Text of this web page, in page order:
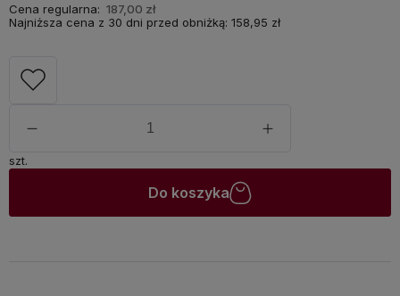
Cena regularna: 187,00 zł
Najniższa cena z 30 dni przed obniżką: 158,95 zł
szt.
Do koszyka